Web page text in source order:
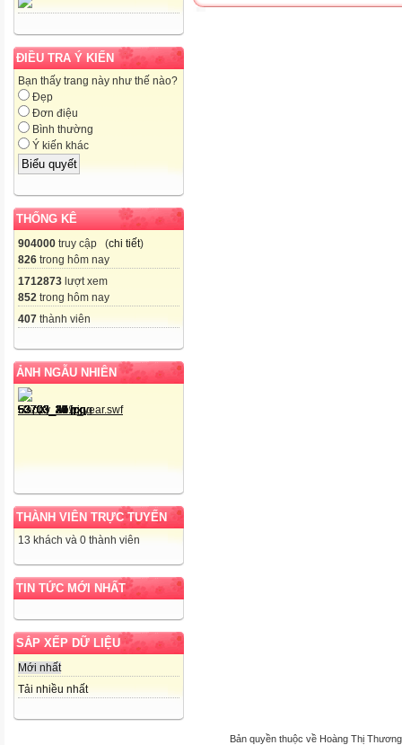
ĐIỀU TRA Ý KIẾN
Bạn thấy trang này như thế nào?
Đẹp
Đơn điệu
Bình thường
Ý kiến khác
THỐNG KÊ
904000 truy cập (chi tiết)
826 trong hôm nay
1712873 lượt xem
852 trong hôm nay
407 thành viên
ẢNH NGẪU NHIÊN
THÀNH VIÊN TRỰC TUYẾN
13 khách và 0 thành viên
TIN TỨC MỚI NHẤT
SẮP XẾP DỮ LIỆU
Mới nhất
Tải nhiều nhất
Bản quyền thuộc về Hoàng Thị